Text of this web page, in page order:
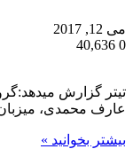
می 12, 2017
0
تیتر گزارش
عارف محمدی،
بیشتر بخوانید »